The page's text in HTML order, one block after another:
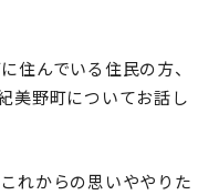
住んでいる住民の方、
美野町についてお話し
れからの思いややりた